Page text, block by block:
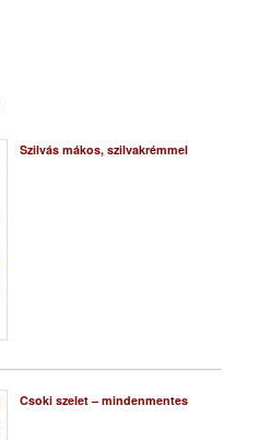
Szilvás mákos, szilvakrémmel
Csoki szelet – mindenmentes